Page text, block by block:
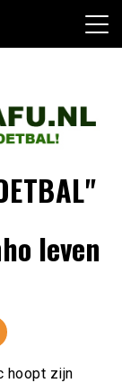
leven
hoopt zijn